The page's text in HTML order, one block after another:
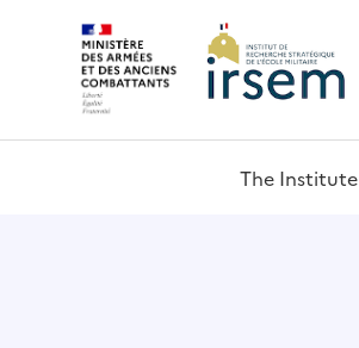
The Institute